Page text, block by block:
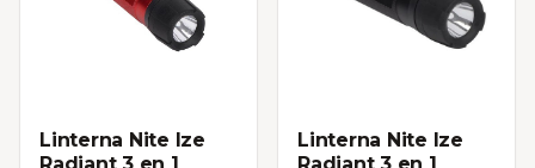
Linterna Nite Ize
Linterna Nite Ize